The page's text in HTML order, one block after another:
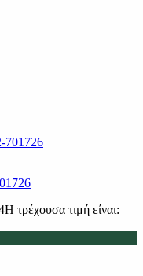
Η τρέχουσα τιμή είναι: